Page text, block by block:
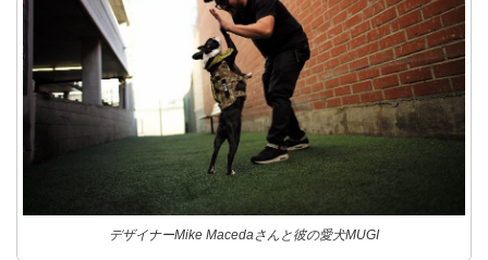
デザイナーMike Macedaさんと彼の愛犬MUGI